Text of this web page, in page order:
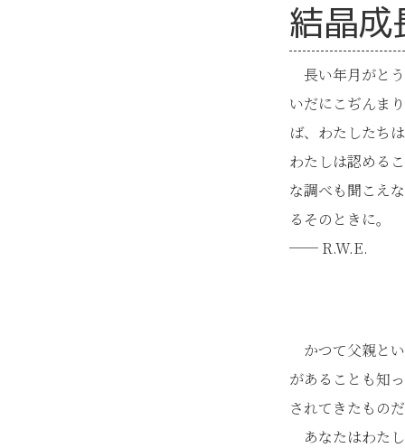
結晶成
長い年月がと
いだにこぢんま
ば、わたしたち
わたしは認める
な調べも聞こえ
るそのときに。
── R.W.E.
かつて父親と
があることも知
されてきたもの
あなたはわた